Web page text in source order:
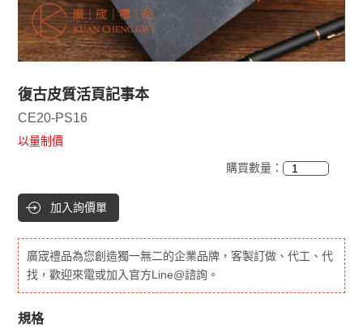
復古皮質活頁記事本
CE20-PS16
以量制價
購買數量：
加入詢價單
廣宬禮品為您創造獨一無二的企業品牌，客製訂做、代工、代
找，歡迎來電或加入官方Line@諮詢。
規格